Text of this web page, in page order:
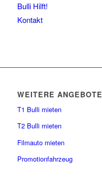
Bulli Hilft!
Kontakt
WEITERE ANGEBOTE
T1 Bulli mieten
T2 Bulli mieten
Filmauto mieten
Promotionfahrzeug